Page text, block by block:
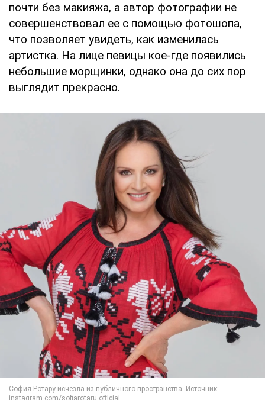
почти без макияжа, а автор фотографии не
совершенствовал ее с помощью фотошопа,
что позволяет увидеть, как изменилась
артистка. На лице певицы кое-где появились
небольшие морщинки, однако она до сих пор
выглядит прекрасно.